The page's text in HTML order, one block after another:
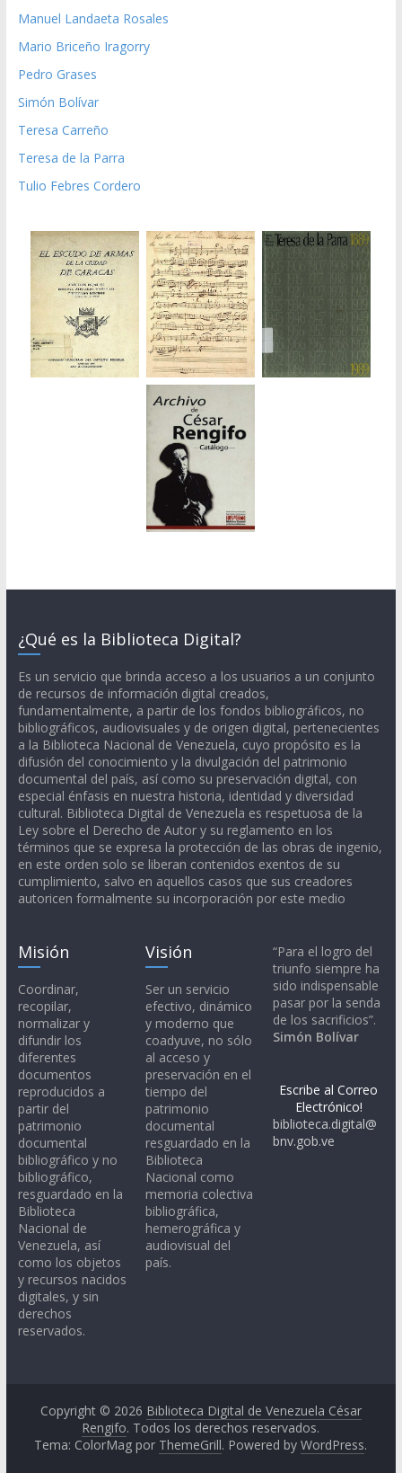
Manuel Landaeta Rosales
Mario Briceño Iragorry
Pedro Grases
Simón Bolívar
Teresa Carreño
Teresa de la Parra
Tulio Febres Cordero
¿Qué es la Biblioteca Digital?
Es un servicio que brinda acceso a los usuarios a un conjunto
de recursos de información digital creados,
fundamentalmente, a partir de los fondos bibliográficos, no
bibliográficos, audiovisuales y de origen digital, pertenecientes
a la Biblioteca Nacional de Venezuela, cuyo propósito es la
difusión del conocimiento y la divulgación del patrimonio
documental del país, así como su preservación digital, con
especial énfasis en nuestra historia, identidad y diversidad
cultural. Biblioteca Digital de Venezuela es respetuosa de la
Ley sobre el Derecho de Autor y su reglamento en los
términos que se expresa la protección de las obras de ingenio,
en este orden solo se liberan contenidos exentos de su
cumplimiento, salvo en aquellos casos que sus creadores
autoricen formalmente su incorporación por este medio
Misión
Coordinar,
recopilar,
normalizar y
difundir los
diferentes
documentos
reproducidos a
partir del
patrimonio
documental
bibliográfico y no
bibliográfico,
resguardado en la
Biblioteca
Nacional de
Venezuela, así
como los objetos
y recursos nacidos
digitales, y sin
derechos
reservados.
Visión
Ser un servicio
efectivo, dinámico
y moderno que
coadyuve, no sólo
al acceso y
preservación en el
tiempo del
patrimonio
documental
resguardado en la
Biblioteca
Nacional como
memoria colectiva
bibliográfica,
hemerográfica y
audiovisual del
país.
“Para el logro del
triunfo siempre ha
sido indispensable
pasar por la senda
de los sacrificios”.
Simón Bolívar
Escribe al Correo
Electrónico!
biblioteca.digital@
bnv.gob.ve
Copyright © 2026 Biblioteca Digital de Venezuela César
Rengifo. Todos los derechos reservados.
Tema: ColorMag por ThemeGrill. Powered byWordPress.